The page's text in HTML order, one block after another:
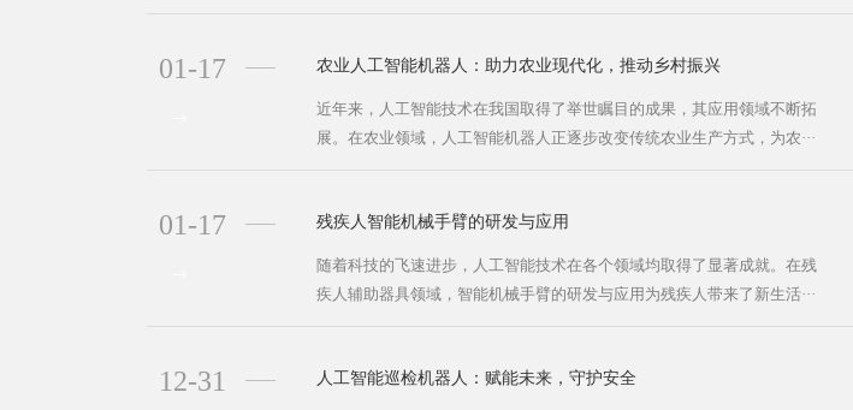
01-17 农业人工智能机器人：助力农业现代化，推动乡村振兴
近年来，人工智能技术在我国取得了举世瞩目的成果，其应用领域不断拓
展。在农业领域，人工智能机器人正逐步改变传统农业生产方式，为农···
01-17 残疾人智能机械手臂的研发与应用
随着科技的飞速进步，人工智能技术在各个领域均取得了显著成就。在残
疾人辅助器具领域，智能机械手臂的研发与应用为残疾人带来了新生活···
12-31 人工智能巡检机器人：赋能未来，守护安全